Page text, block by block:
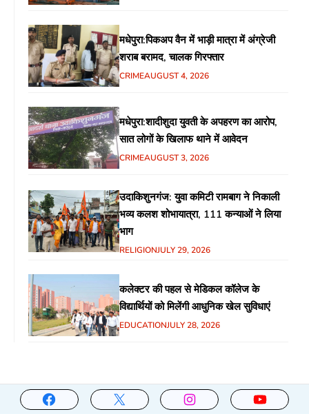
मधेपुरा:पिकअप वैन में भाड़ी मात्रा में अंग्रेजी
शराब बरामद, चालक गिरफ्तार
CRIMEAUGUST 4, 2026
मधेपुरा:शादीशुदा युवती के अपहरण का आरोप,
सात लोगों के खिलाफ थाने में आवेदन
CRIMEAUGUST 3, 2026
उदाकिशुनगंज: युवा कमिटी रामबाग ने निकाली
भव्य कलश शोभायात्रा, 111 कन्याओं ने लिया
भाग
RELIGIONJULY 29, 2026
कलेक्टर की पहल से मेडिकल कॉलेज के
विद्यार्थियों को मिलेंगी आधुनिक खेल सुविधाएं
EDUCATIONJULY 28, 2026